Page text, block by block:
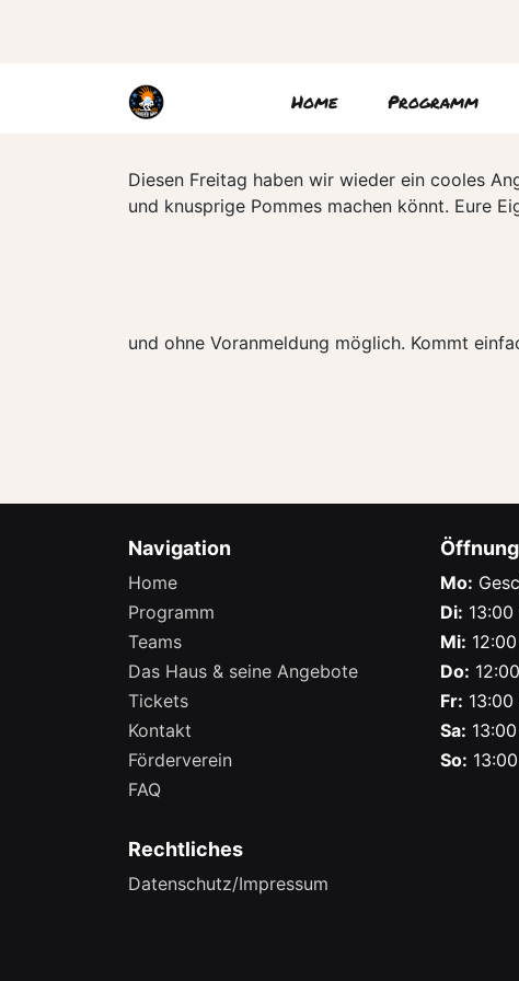
Home Programm
Diesen Freitag haben wir wieder ein cooles
und knusprige Pommes machen könnt. Eure
und ohne Voranmeldung möglich. Kommt
Navigation
Home
Programm
Teams
Das Haus & seine Angebote
Tickets
Kontakt
Förderverein
FAQ
Rechtliches
Datenschutz/Impressum
Mo:
Di:
Mi:
Do:
Fr:
Sa:
So: